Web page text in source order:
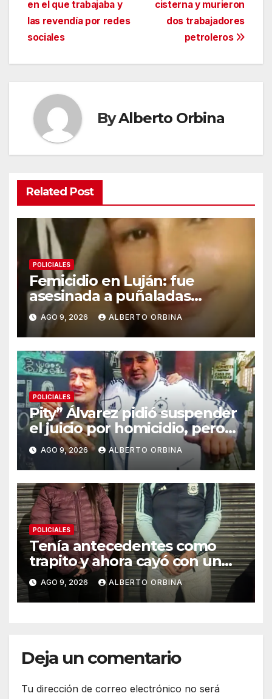
entradas
cisterna y murieron
dos trabajadores
petroleros
en el que trabajaba y
las revendía por redes
sociales
ByAlberto Orbina
Related Post
POLICIALES
Femicidio en Luján: fue
asesinada a puñaladas
delante de sus tres hijos y
detuvieron a su ex pareja
AGO 9, 2026 ALBERTO ORBINA
POLICIALES
Pity” Álvarez pidió suspender
el juicio por homicidio, pero
arranca igual porque “no
pone en riesgo su salud
AGO 9, 2026 ALBERTO ORBINA
POLICIALES
Tenía antecedentes como
trapito y ahora cayó con un
ladrillo de cocaína que
llevaba la marca de un delfín
AGO 9, 2026 ALBERTO ORBINA
Deja un comentario
Tu dirección de correo electrónico no será